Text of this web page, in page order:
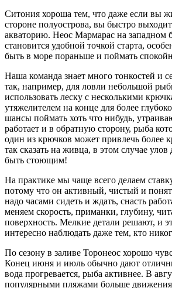
Ситония хороша тем, что даже если вы
стороне полуострова, вы быстро
акваторию. Неос Мармарас на западном
становится удобной точкой старта,
быть в море пораньше и поймать
Наша команда знает много тонкостей и
так, например, для ловли небольшой
использовать леску с несколькими
утяжелителем на конце для более
шансы поймать хоть что нибудь,
работает и в обратную сторону, рыба
один из крючков может привлечь более
так сказать на живца, в этом случае
быть стоющим!
На практике мы чаще всего делаем
потому что он активный, чистый и
надо часами сидеть и ждать, снасть
меняем скорость, приманки, глубину,
поверхность. Мелкие детали решают, и
интересно наблюдать даже тем, кто
По сезону в заливе Торонеос хорошо
Конец июня и июль обычно дают
вода прогревается, рыба активнее. В
популярными пляжами больше